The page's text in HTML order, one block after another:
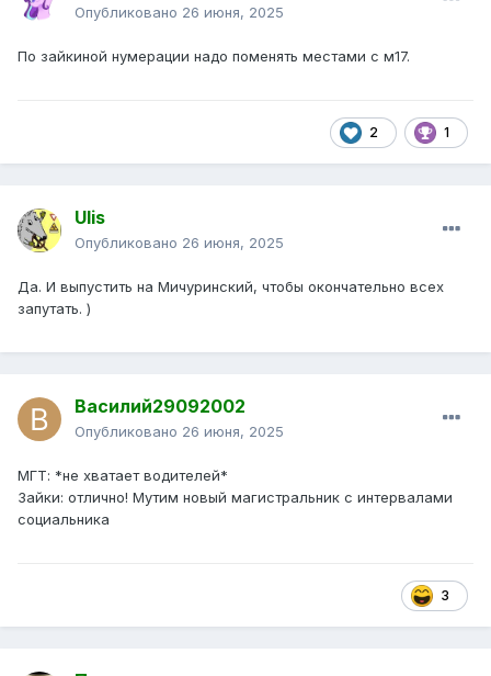
Опубликовано 26 июня, 2025
По зайкиной нумерации надо поменять местами с м17.
2 1
Ulis
Опубликовано 26 июня, 2025
Да. И выпустить на Мичуринский, чтобы окончательно всех
запутать. )
Василий29092002
Опубликовано 26 июня, 2025
МГТ: *не хватает водителей*
Зайки: отлично! Мутим новый магистральник с интервалами
социальника
3